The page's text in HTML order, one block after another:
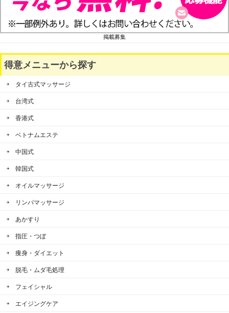
掲載募集
得意メニューから探す
タイ古式マッサージ
台湾式
香港式
ベトナムエステ
中国式
韓国式
オイルマッサージ
リンパマッサージ
あかすり
指圧・つぼ
痩身・ダイエット
脱毛・ムダ毛処理
フェイシャル
エイジングケア